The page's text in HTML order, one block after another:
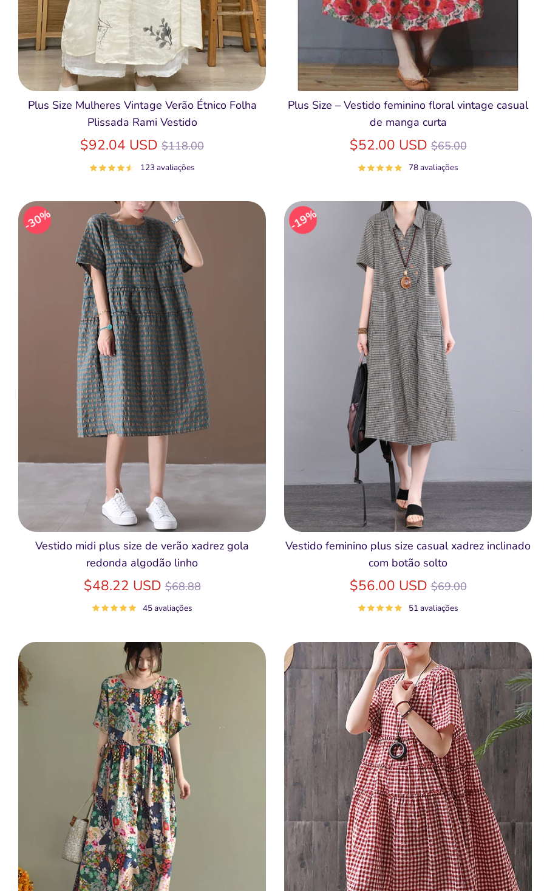
Plus Size Mulheres Vintage Verão Étnico Folha
Plissada Rami Vestido
$92.04 USD Preço
normal
$118.00
123 avaliações
Plus Size – Vestido feminino floral vintage casual
de manga curta
$52.00 USDPreço
normal
$65.00
78 avaliações
30%
Vestido midi plus size de verão xadrez gola
redonda algodão linho
$48.22 USDPreço
normal
$68.88
45 avaliações
19%
Vestido feminino plus size casual xadrez inclinado
com botão solto
$56.00 USDPreço
normal
$69.00
51 avaliações